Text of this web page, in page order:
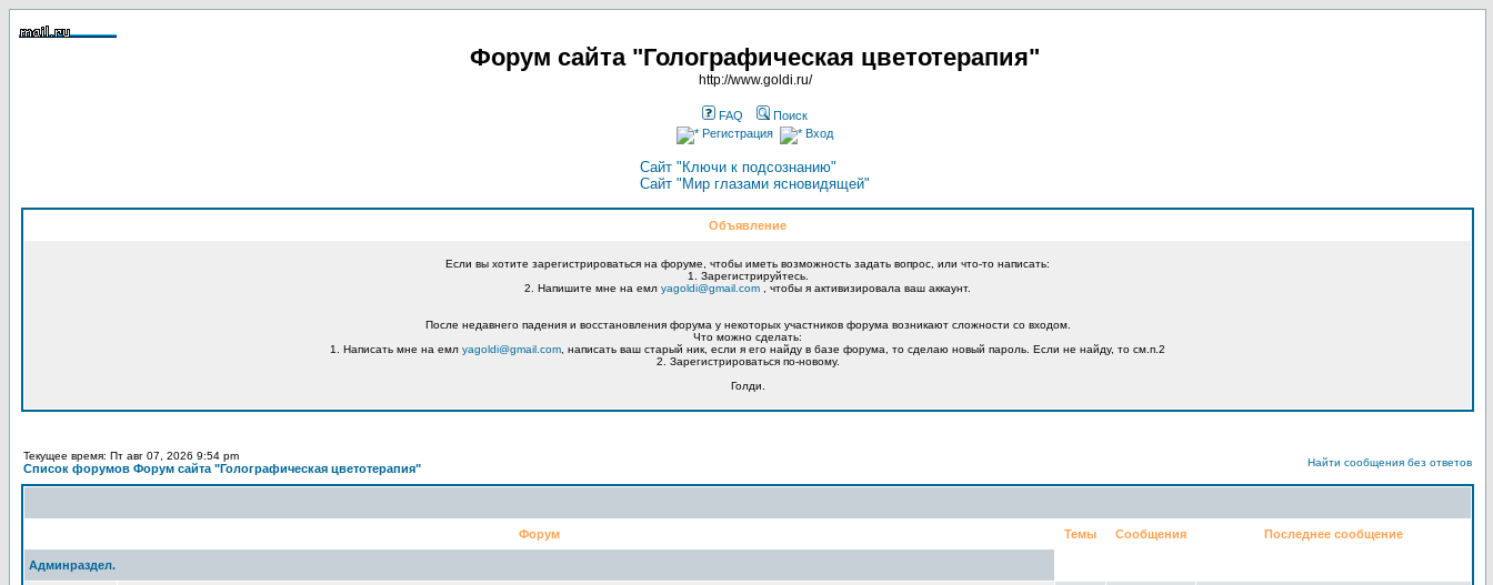
Форум сайта "Голографическая цветотерапия"
http://www.goldi.ru/
FAQ
Поиск
Регистрация
Вход
Сайт "Ключи к подсознанию"
Сайт "Мир глазами ясновидящей"
Объявление
Если вы хотите зарегистрироваться на форуме, чтобы иметь возможность задать вопрос, или что-то написать:
1. Зарегистрируйтесь.
2. Напишите мне на емл yagoldi@gmail.com , чтобы я активизировала ваш аккаунт.
После недавнего падения и восстановления форума у некоторых участников форума возникают сложности со входом.
Что можно сделать:
1. Написать мне на емл yagoldi@gmail.com , написать ваш старый ник, если я его найду в базе форума, то сделаю новый пароль. Если не найду, то см.п.2
2. Зарегистрироваться по-новому.
Голди.
Текущее время: Пт авг 07, 2026 9:54 pm
Список форумов Форум сайта "Голографическая цветотерапия" Найти сообщения без ответов
Форум Темы Сообщения Последнее сообщение
Админраздел.